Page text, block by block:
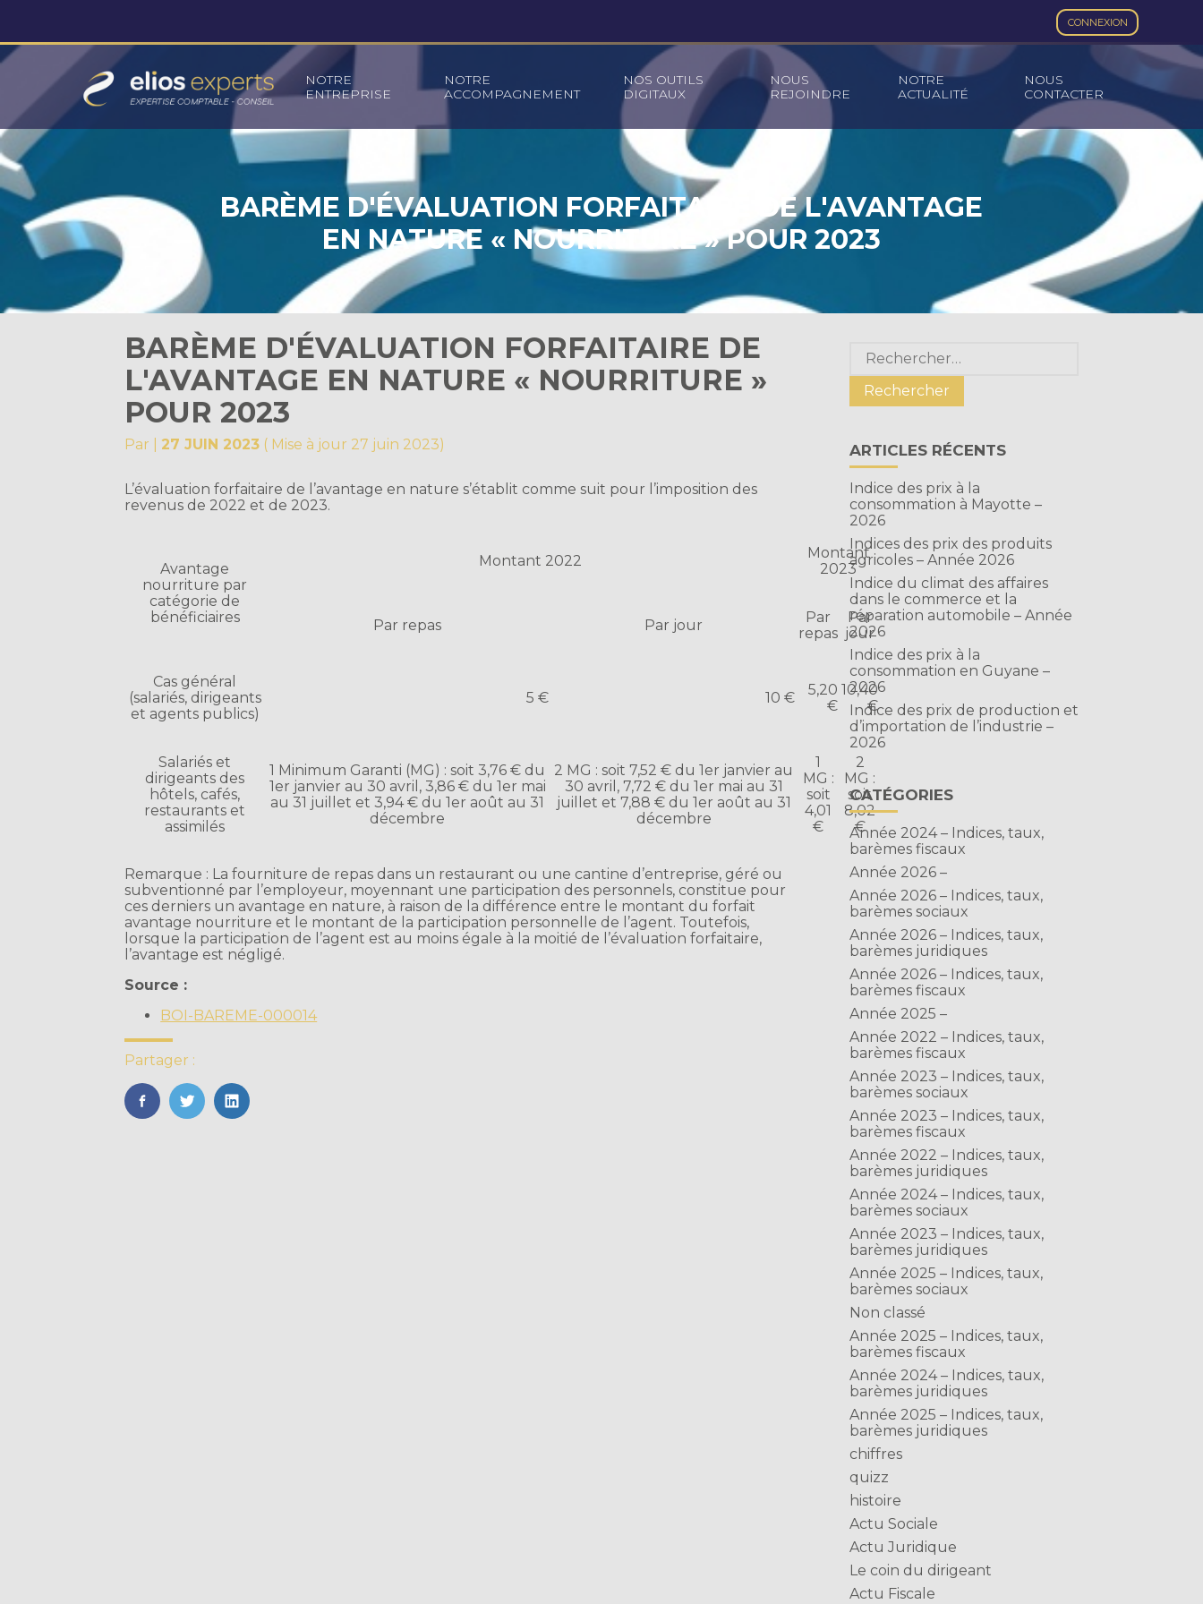
CONNEXION
Aller
au
Principal
NOTRE
ENTREPRISE
NOTRE
ACCOMPAGNEMENT
NOS OUTILS
DIGITAUX
NOUS
REJOINDRE
NOTRE
ACTUALITÉ
NOUS
CONTACTER
BARÈME D'ÉVALUATION FORFAITAIRE DE L'AVANTAGE
EN NATURE « NOURRITURE » POUR 2023
BARÈME D'ÉVALUATION FORFAITAIRE DE
L'AVANTAGE EN NATURE « NOURRITURE »
POUR 2023
Par 27 JUIN 2023 ( Mise à jour 27 juin 2023)
L’évaluation forfaitaire de l’avantage en nature s’établit comme suit pour l’imposition des
revenus de 2022 et de 2023.
Avantage
nourriture par
catégorie de
bénéficiaires
Montant 2022
Montant
2023
Par repas Par jour
Par
repas
Par
jour
Cas général
(salariés, dirigeants
et agents publics)
5 € 10 €
5,20
€
10,40
€
Salariés et
dirigeants des
hôtels, cafés,
restaurants et
assimilés
1 Minimum Garanti (MG) : soit 3,76 € du
1er janvier au 30 avril, 3,86 € du 1er mai
au 31 juillet et 3,94 € du 1er août au 31
décembre
2 MG : soit 7,52 € du 1er janvier au
30 avril, 7,72 € du 1er mai au 31
juillet et 7,88 € du 1er août au 31
décembre
1
MG :
soit
4,01
€
2
MG :
soit
8,02
€
Remarque : La fourniture de repas dans un restaurant ou une cantine d’entreprise, géré ou
subventionné par l’employeur, moyennant une participation des personnels, constitue pour
ces derniers un avantage en nature, à raison de la différence entre le montant du forfait
avantage nourriture et le montant de la participation personnelle de l’agent. Toutefois,
lorsque la participation de l’agent est au moins égale à la moitié de l’évaluation forfaitaire,
l’avantage est négligé.
Source :
BOI-BAREME-000014
Partager :
FaceBook
TwitterLinkedIn
Blog
sidebar
Rechercher :
ARTICLES RÉCENTS
Indice des prix à la
consommation à Mayotte –
2026
Indices des prix des produits
agricoles – Année 2026
Indice du climat des affaires
dans le commerce et la
réparation automobile – Année
2026
Indice des prix à la
consommation en Guyane –
2026
Indice des prix de production et
d’importation de l’industrie –
2026
CATÉGORIES
Année 2024 – Indices, taux,
barèmes fiscaux
Année 2026 –
Année 2026 – Indices, taux,
barèmes sociaux
Année 2026 – Indices, taux,
barèmes juridiques
Année 2026 – Indices, taux,
barèmes fiscaux
Année 2025 –
Année 2022 – Indices, taux,
barèmes fiscaux
Année 2023 – Indices, taux,
barèmes sociaux
Année 2023 – Indices, taux,
barèmes fiscaux
Année 2022 – Indices, taux,
barèmes juridiques
Année 2024 – Indices, taux,
barèmes sociaux
Année 2023 – Indices, taux,
barèmes juridiques
Année 2025 – Indices, taux,
barèmes sociaux
Non classé
Année 2025 – Indices, taux,
barèmes fiscaux
Année 2024 – Indices, taux,
barèmes juridiques
Année 2025 – Indices, taux,
barèmes juridiques
chiffres
quizz
histoire
Actu Sociale
Actu Juridique
Le coin du dirigeant
Actu Fiscale